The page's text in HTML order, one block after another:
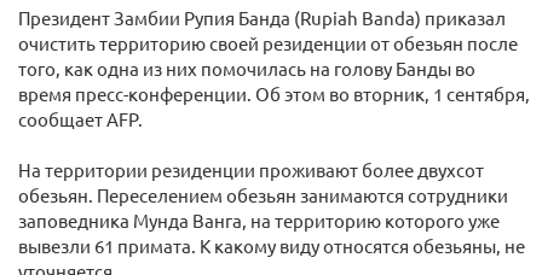
Президент Замбии Рупия Банда (Rupiah Banda) приказал
очистить территорию своей резиденции от обезьян после
того, как одна из них помочилась на голову Банды во
время пресс-конференции. Об этом во вторник, 1 сентября,
сообщает AFP.
На территории резиденции проживают более двухсот
обезьян. Переселением обезьян занимаются сотрудники
заповедника Мунда Ванга, на территорию которого уже
вывезли 61 примата. К какому виду относятся обезьяны, не